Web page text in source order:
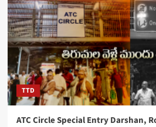
TTD
ATC Circle Special Entry Darshan,